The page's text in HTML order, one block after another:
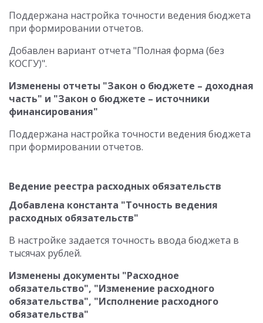
Поддержана настройка точности ведения бюджета
при формировании отчетов.
Добавлен вариант отчета "Полная форма (без
КОСГУ)".
Изменены отчеты "Закон о бюджете – доходная
часть" и "Закон о бюджете – источники
финансирования"
Поддержана настройка точности ведения бюджета
при формировании отчетов.
Ведение реестра расходных обязательств
Добавлена константа "Точность ведения
расходных обязательств"
В настройке задается точность ввода бюджета в
тысячах рублей.
Изменены документы "Расходное
обязательство", "Изменение расходного
обязательства", "Исполнение расходного
обязательства"